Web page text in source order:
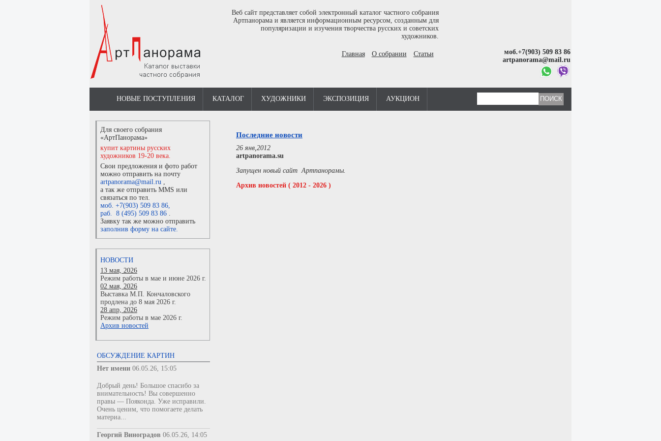
Веб сайт представляет собой электронный каталог частного собрания
Артпанорама и является информационным ресурсом, созданным для
популяризации и изучения творчества русских и советских
художников.
Главная О собрании Статьи
моб.+7(903) 509 83 86
artpanorama@mail.ru
НОВЫЕ ПОСТУПЛЕНИЯ КАТАЛОГ ХУДОЖНИКИ ЭКСПОЗИЦИЯ АУКЦИОН
Для своего собрания
«АртПанорама»
купит картины русских
художников 19-20 века.
Свои предложения и фото работ
можно отправить на почту
artpanorama@mail.ru ,
а так же отправить MMS или
связаться по тел.
моб. +7(903) 509 83 86,
раб. 8 (495) 509 83 86 .
Заявку так же можно отправить
заполнив форму на сайте.
НОВОСТИ
13 мая, 2026
Режим работы в мае и июне 2026 г.
02 мая, 2026
Выставка М.П. Кончаловского
продлена до 8 мая 2026 г.
28 апр, 2026
Режим работы в мае 2026 г.
Архив новостей
ОБСУЖДЕНИЕ КАРТИН
Нет имени 06.05.26, 15:05
Добрый день! Большое спасибо за
внимательность! Вы совершенно
правы — Пояконда. Уже исправили.
Очень ценим, что помогаете делать
материа...
Георгий Виноградов 06.05.26, 14:05
Последние новости
26 янв,2012
artpanorama.su
Запущен новый сайт Артпанорамы.
Архив новостей ( 2012 - 2026 )